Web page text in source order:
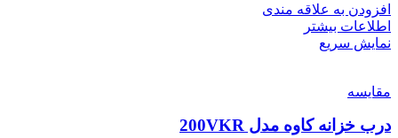
افزودن به علاقه مندی
اطلاعات بیشتر
نمایش سریع
مقايسه
درب خزانه کاوه مدل 200VKR